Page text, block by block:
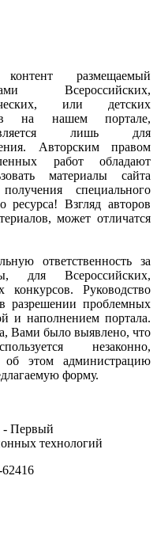
размещаемый
Всероссийских,
или детских
на нашем портале,
лишь для
Авторским правом
работ обладают
материалы сайта
специального
ресурса! Взгляд авторов
может отличатся
ответственность за
для Всероссийских,
конкурсов. Руководство
разрешении проблемных
и наполнением портала.
Вами было выявлено, что
незаконно,
об этом администрацию
форму.
- Первый
технологий